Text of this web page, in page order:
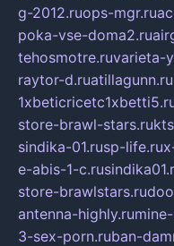
g-2012.ruops-mgr.ru
poka-vse-doma2.ru
tehosmotre.ruvarieta-
raytor-d.ruatillagunn.ru
store-brawl-stars.ru
sindika-01.rusp-life.ru
e-abis-1-c.ru
store-brawlstars.ru
antenna-highly.ru
3-sex-porn.ruban-